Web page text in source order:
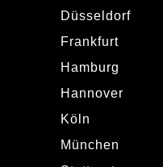
Düsseldorf
Frankfurt
Hamburg
Hannover
Köln
München